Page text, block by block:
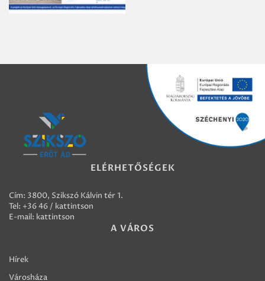
ELÉRHETŐSÉGEK
Cím: 3800, Szikszó Kálvin tér 1.
Tel: +36 46 / kattintson
E-mail: kattintson
A VÁROS
Hírek
Városháza